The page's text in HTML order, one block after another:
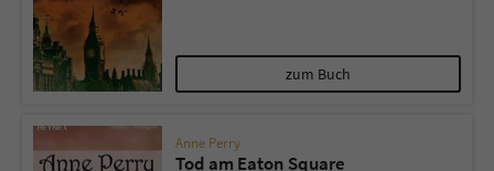
zum Buch
Anne Perry
Tod am Eaton Square